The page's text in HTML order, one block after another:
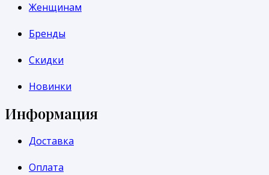
Женщинам
Бренды
Скидки
Новинки
Информация
Доставка
Оплата